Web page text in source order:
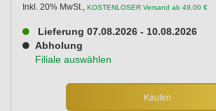
Inkl. 20% MwSt.
KOSTENLOSER Versand ab 49,00 €
Lieferung 07.08.2026 - 10.08.2026
Abholung
Filiale auswählen
Kaufen